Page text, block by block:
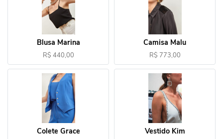
Blusa Marina
R$ 440,00
Camisa Malu
R$ 773,00
Colete Grace Vestido Kim